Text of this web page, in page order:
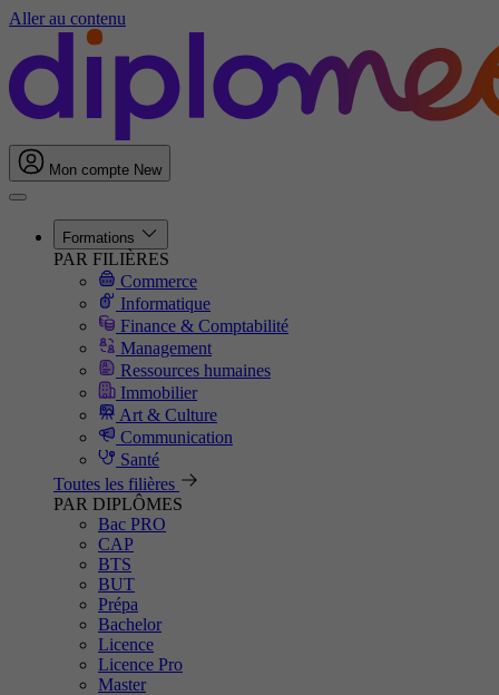
Aller au contenu
Mon compte New
Formations
PAR FILIÈRES
Commerce
Informatique
Finance & Comptabilité
Management
Ressources humaines
Immobilier
Art & Culture
Communication
Santé
Toutes les filières
PAR DIPLÔMES
Bac PRO
CAP
BTS
BUT
Prépa
Bachelor
Licence
Licence Pro
Master